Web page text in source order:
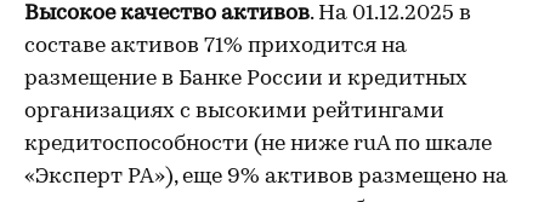
Высокое качество активов. На 01.12.2025 в
составе активов 71% приходится на
размещение в Банке России и кредитных
организациях с высокими рейтингами
кредитоспособности (не ниже ruA по шкале
«Эксперт РА»), еще 9% активов размещено на